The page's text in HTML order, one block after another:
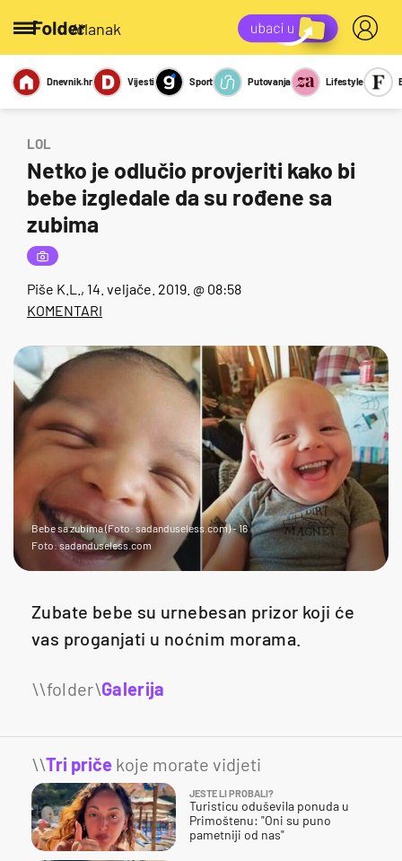
/članak
Miks Kviz
Report
Sexy
Dnevnik.hr Vijesti Sport Putovanja Lifestyle
LOL
Netko je odlučio provjeriti kako bi
bebe izgledale da su rođene sa
zubima
Piše K.L. , 14. veljače. 2019. @ 08:58
KOMENTARI
Bebe sa zubima (Foto: sadanduseless.com) - 16
Foto: sadanduseless.com
Zubate bebe su urnebesan prizor koji će
vas proganjati u noćnim morama.
Galerija
\\Tri priče koje morate vidjeti
JESTE LI PROBALI?
Turisticu oduševila ponuda u
Primoštenu: "Oni su puno
pametniji od nas"